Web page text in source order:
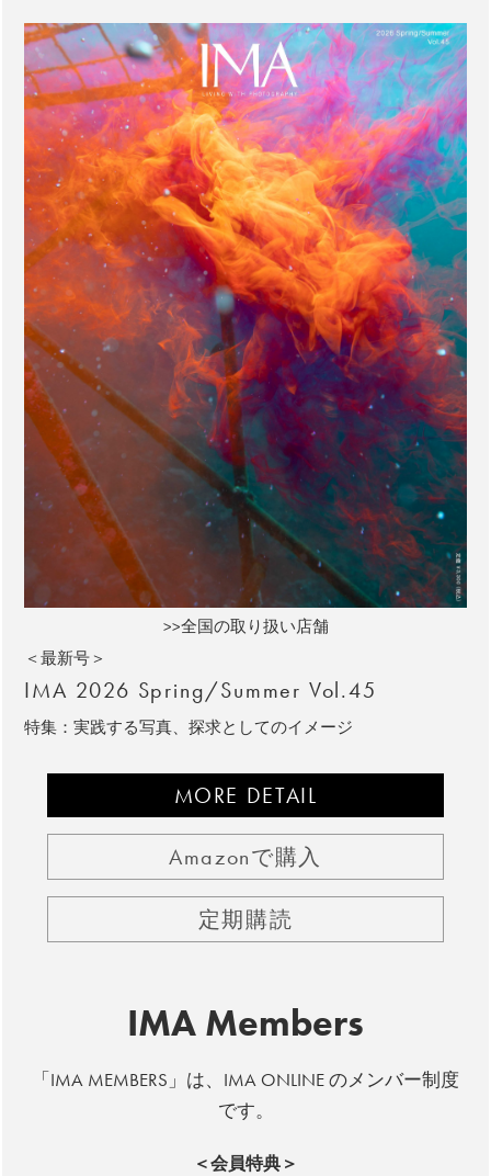
>>全国の取り扱い店舗
＜最新号＞
IMA 2026 Spring/Summer Vol.45
特集：実践する写真、探求としてのイメージ
MORE DETAIL
Amazonで購入
定期購読
IMA Members
「IMA MEMBERS」は、IMA ONLINE のメンバー制度
です。
＜会員特典＞